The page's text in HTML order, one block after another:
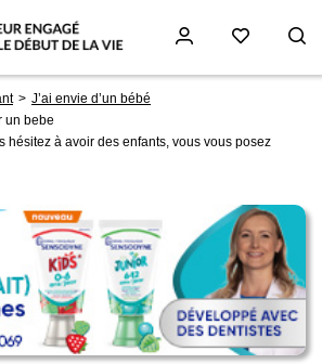
J’ai envie d’un bébé
un bebe
hésitez à avoir des enfants, vous vous posez